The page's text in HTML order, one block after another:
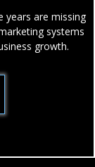
years are missing
systems
growth.